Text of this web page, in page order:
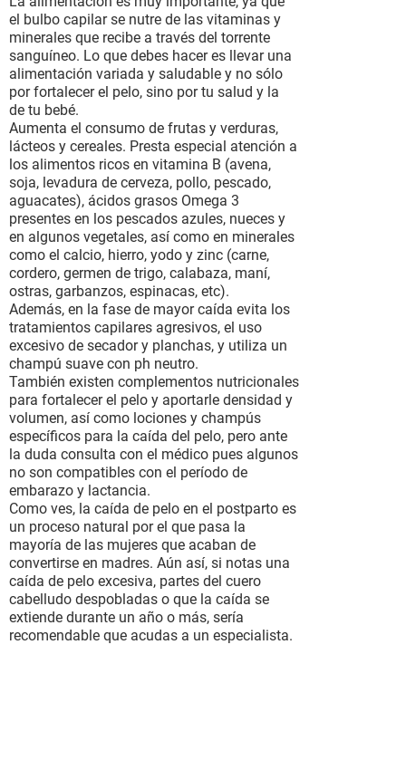
el bulbo capilar se nutre de las vitaminas y
minerales que recibe a través del torrente
sanguíneo. Lo que debes hacer es llevar una
alimentación variada y saludable y no sólo
por fortalecer el pelo, sino por tu salud y la
de tu bebé.
Aumenta el consumo de frutas y verduras,
lácteos y cereales. Presta especial atención a
los alimentos ricos en vitamina B (avena,
soja, levadura de cerveza, pollo, pescado,
aguacates), ácidos grasos Omega 3
presentes en los pescados azules, nueces y
en algunos vegetales, así como en minerales
como el calcio, hierro, yodo y zinc (carne,
cordero, germen de trigo, calabaza, maní,
ostras, garbanzos, espinacas, etc).
Además, en la fase de mayor caída evita los
tratamientos capilares agresivos, el uso
excesivo de secador y planchas, y utiliza un
champú suave con ph neutro.
También existen complementos nutricionales
para fortalecer el pelo y aportarle densidad y
volumen, así como lociones y champús
específicos para la caída del pelo, pero ante
la duda consulta con el médico pues algunos
no son compatibles con el período de
embarazo y lactancia.
Como ves, la caída de pelo en el postparto es
un proceso natural por el que pasa la
mayoría de las mujeres que acaban de
convertirse en madres. Aún así, si notas una
caída de pelo excesiva, partes del cuero
cabelludo despobladas o que la caída se
extiende durante un año o más, sería
recomendable que acudas a un especialista.